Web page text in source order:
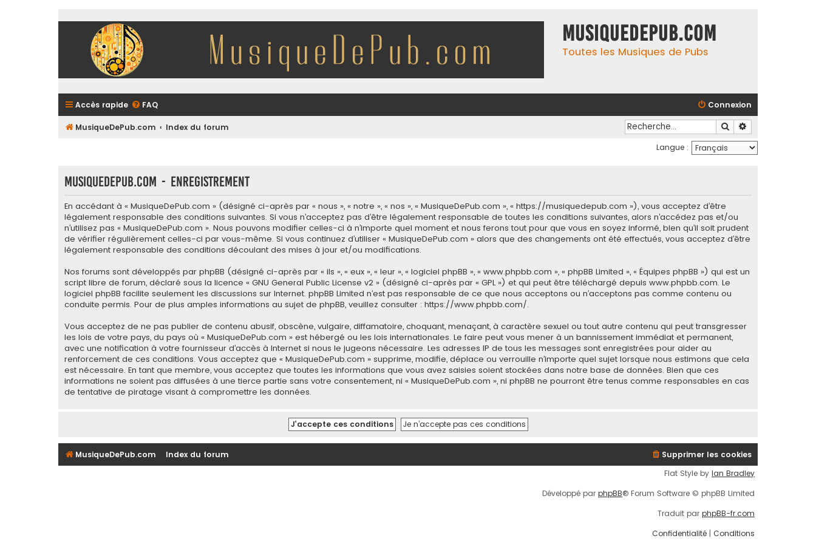
MusiqueDePub.com
Toutes les Musiques de Pubs
Accès rapide FAQ Connexion
MusiqueDePub.com Index du forum Rechercher
Langue :
MusiqueDePub.com - Enregistrement
En accédant à « MusiqueDePub.com » (désigné ci-après par « nous », « notre », « nos », « MusiqueDePub.com », « https://musiquedepub.com »), vous acceptez d’être
légalement responsable des conditions suivantes. Si vous n’acceptez pas d’être légalement responsable de toutes les conditions suivantes, alors n’accédez pas et/ou
n’utilisez pas « MusiqueDePub.com ». Nous pouvons modifier celles-ci à n’importe quel moment et nous ferons tout pour que vous en soyez informé, bien qu’il soit prudent
de vérifier régulièrement celles-ci par vous-même. Si vous continuez d’utiliser « MusiqueDePub.com » alors que des changements ont été effectués, vous acceptez d’être
légalement responsable des conditions découlant des mises à jour et/ou modifications.
Nos forums sont développés par phpBB (désigné ci-après par « ils », « eux », « leur », « logiciel phpBB », « www.phpbb.com », « phpBB Limited », « Équipes phpBB ») qui est un
script libre de forum, déclaré sous la licence « GNU General Public License v2 » (désigné ci-après par « GPL ») et qui peut être téléchargé depuis www.phpbb.com. Le
logiciel phpBB facilite seulement les discussions sur Internet. phpBB Limited n’est pas responsable de ce que nous acceptons ou n’acceptons pas comme contenu ou
conduite permis. Pour de plus amples informations au sujet de phpBB, veuillez consulter : https://www.phpbb.com/.
Vous acceptez de ne pas publier de contenu abusif, obscène, vulgaire, diffamatoire, choquant, menaçant, à caractère sexuel ou tout autre contenu qui peut transgresser
les lois de votre pays, du pays où « MusiqueDePub.com » est hébergé ou les lois internationales. Le faire peut vous mener à un bannissement immédiat et permanent,
avec une notification à votre fournisseur d’accès à Internet si nous le jugeons nécessaire. Les adresses IP de tous les messages sont enregistrées pour aider au
renforcement de ces conditions. Vous acceptez que « MusiqueDePub.com » supprime, modifie, déplace ou verrouille n’importe quel sujet lorsque nous estimons que cela
est nécessaire. En tant que membre, vous acceptez que toutes les informations que vous avez saisies soient stockées dans notre base de données. Bien que ces
informations ne soient pas diffusées à une tierce partie sans votre consentement, ni « MusiqueDePub.com », ni phpBB ne pourront être tenus comme responsables en cas
de tentative de piratage visant à compromettre les données.
MusiqueDePub.com Index du forum
Supprimer les cookies
Flat Style by Ian Bradley
Développé par phpBB® Forum Software © phpBB Limited
Traduit par phpBB-fr.com
Confidentialité | Conditions